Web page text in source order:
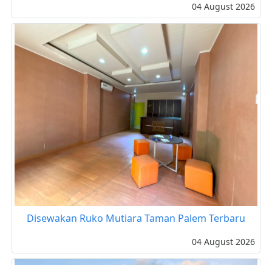
04 August 2026
Disewakan Ruko Mutiara Taman Palem Terbaru
04 August 2026